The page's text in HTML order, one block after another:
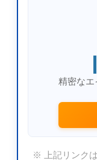
精密なエ
※ 上記リンク